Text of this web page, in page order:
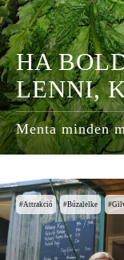
HA
LENNI,
Menta minden
Attrakció Búzalelke